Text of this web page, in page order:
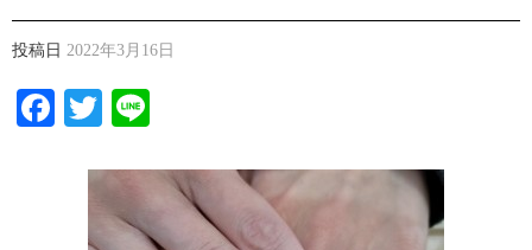
投稿日 2022年3月16日
Facebook
Twitter